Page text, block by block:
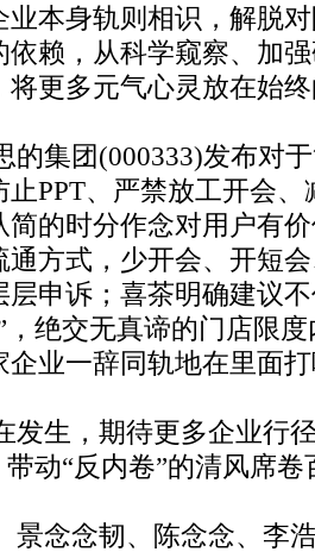
业本身轨则相识，解脱
依赖，从科学窥察、加
将更多元气心灵放在始
的集团(000333)发布对
止PPT、严禁放工开会
简的时分作念对用户有
通方式，少开会、开短
申诉；喜茶明确建议
，绝交无真谛的门店限
企业一辞同轨地在里面
发生，期待更多企业行
带动“反内卷”的清风席
景念念韧、陈念念、李